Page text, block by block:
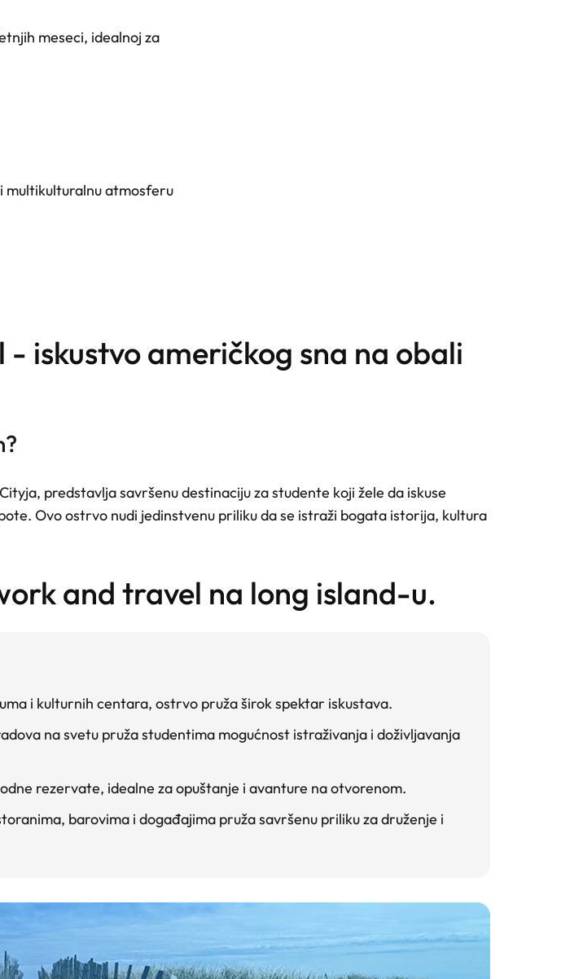
meseci, idealnoj za
multikulturalnu atmosferu
predstavlja savršenu destinaciju za studente koji žele da iskuse
Ovo ostrvo nudi jedinstvenu priliku da se istraži bogata istorija, kultura
and travel na long island-u.
i kulturnih centara, ostrvo pruža širok spektar iskustava.
na svetu pruža studentima mogućnost istraživanja i doživljavanja
rezervate, idealne za opuštanje i avanture na otvorenom.
barovima i događajima pruža savršenu priliku za druženje i